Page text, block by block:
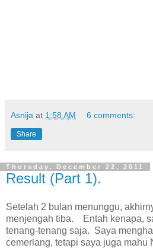
Asnija at 1:58 AM 6 comments:
Share
Thursday, December 22, 2011
Result (Part 1).
Setelah 2 bulan menunggu,
menjengah tiba.
Entah kenapa,
tenang-tenang saja. Saya
cemerlang, tetapi saya juga mahu